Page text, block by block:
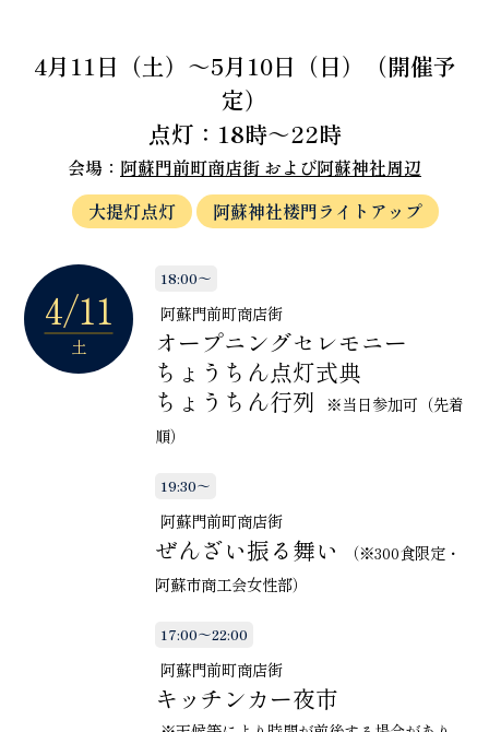
4月11日（土）～5月10日（日）（開催予
定）
点灯：18時～22時
会場： 阿蘇門前町商店街 および阿蘇神社周辺
大提灯点灯
阿蘇神社楼門ライトアップ
4/11
土
18:00～
阿蘇門前町商店街
オープニングセレモニー
ちょうちん点灯式典
ちょうちん行列
※当日参加可（先着
順）
19:30～
阿蘇門前町商店街
ぜんざい振る舞い
（※300食限定・
阿蘇市商工会女性部）
17:00～22:00
阿蘇門前町商店街
キッチンカー夜市